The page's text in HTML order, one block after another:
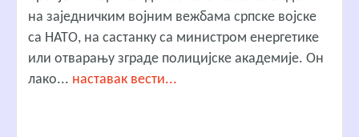
на заједничким војним вежбама српске војске
са НАТО, на састанку са министром енергетике
или отварању зграде полицијске академије. Он
лако... наставак вести...